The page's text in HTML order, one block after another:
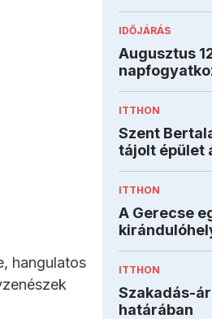
hangulatos
IDŐJÁRÁS
Augusztus
ITTHON
Szent
tájolt épület
ITTHON
A Gerecse
ITTHON
Szakadás-
határában